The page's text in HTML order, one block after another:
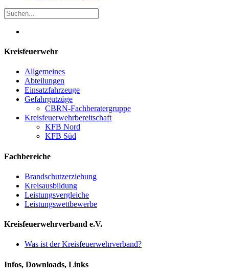
Kreisfeuerwehr
Allgemeines
Abteilungen
Einsatzfahrzeuge
Gefahrgutzüge
CBRN-Fachberatergruppe
Kreisfeuerwehrbereitschaft
KFB Nord
KFB Süd
Fachbereiche
Brandschutzerziehung
Kreisausbildung
Leistungsvergleiche
Leistungswettbewerbe
Kreisfeuerwehrverband e.V.
Was ist der Kreisfeuerwehrverband?
Infos, Downloads, Links